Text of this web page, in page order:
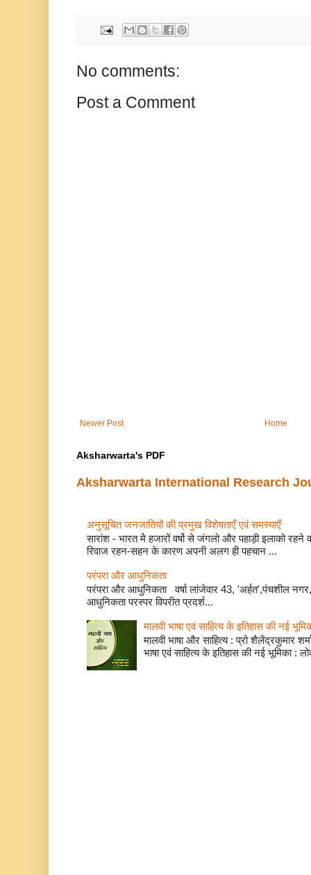
No comments:
Post a Comment
Newer Post Home
Aksharwarta's PDF
Aksharwarta International Research
अनुसूचित जनजातियों की प्रमुख विशेषताएँ एवं
सारांश - भारत मेे हजारों वर्षो से जंगलो और पहाड़ी इलाको रहने
रिवाज रहन-सहन के कारण अपनी अलग ही पहचान ...
परंपरा और आधुनिकता
परंपरा और आधुनिकता वर्षा लांजेवार 43, 'अर्हत',पंचशील नगर,
आधुनिकता परस्पर विपरीत प्रदर्श...
मालवी भाषा एवं साहित्य के इतिहास की नई
मालवी भाषा और साहित्य : प्रो शैलेंद्रकुमार
भाषा एवं साहित्य के इतिहास की नई भूमिका :